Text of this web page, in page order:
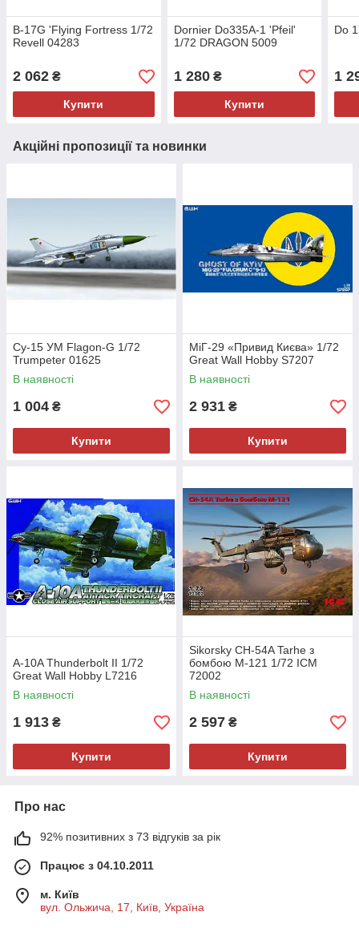
B-17G 'Flying Fortress 1/72
Revell 04283
2 062 ₴
Купити
Dornier Do335A-1 'Pfeil'
1/72 DRAGON 5009
1 280₴
Купити
Do
1
Акційні пропозиції та новинки
Су-15 УМ Flagon-G 1/72
Trumpeter 01625
В наявності
1 004 ₴
Купити
МіГ-29 «Привид Києва» 1/72
Great Wall Hobby S7207
В наявності
2 931 ₴
Купити
A-10A Thunderbolt II 1/72
Great Wall Hobby L7216
В наявності
1 913 ₴
Купити
Sikorsky CH-54A Tarhe з
бомбою M-121 1/72 ICM
72002
В наявності
2 597 ₴
Купити
Про нас
92% позитивних з 73 відгуків за рік
Працює з 04.10.2011
м. Київ
вул. Ольжича, 17, Київ, Україна